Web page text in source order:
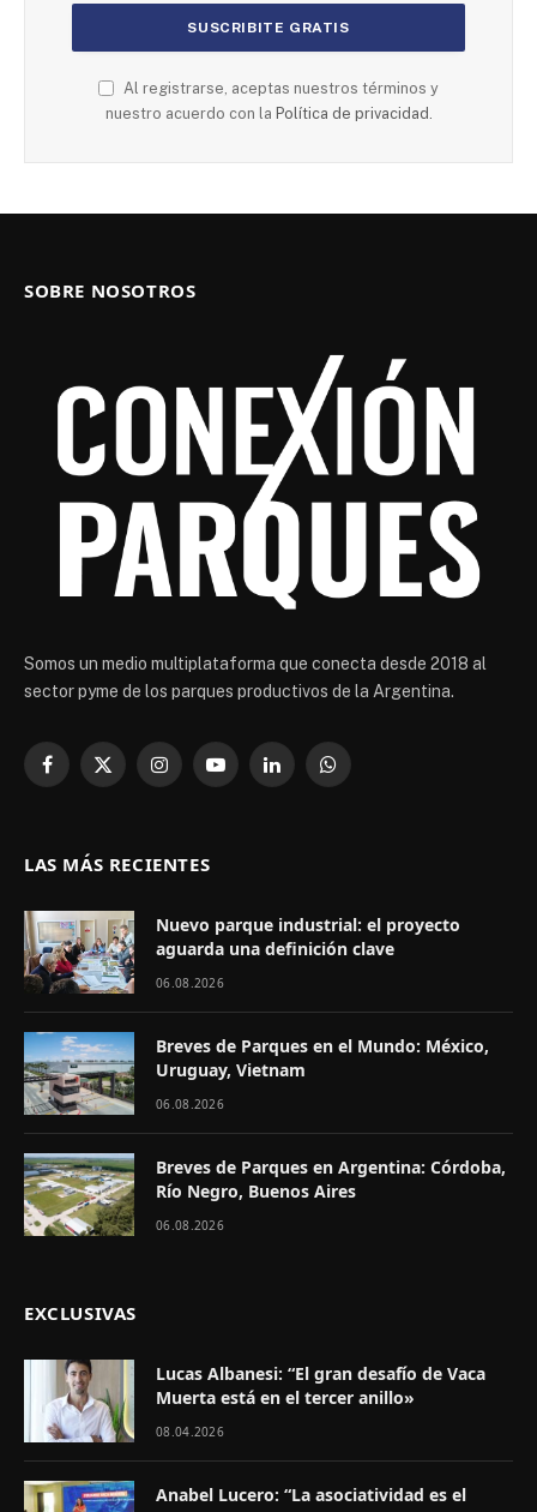
Al registrarse, aceptas nuestros términos y
nuestro acuerdo con la Política de privacidad.
SOBRE NOSOTROS
Somos un medio multiplataforma que conecta desde 2018 al
sector pyme de los parques productivos de la Argentina.
Facebook
X
InstagramYouTubeLinkedInWhatsApp
LAS MÁS RECIENTES
Nuevo parque industrial: el proyecto
aguarda una definición clave
06.08.2026
Breves de Parques en el Mundo: México,
Uruguay, Vietnam
06.08.2026
Breves de Parques en Argentina: Córdoba,
Río Negro, Buenos Aires
06.08.2026
EXCLUSIVAS
Lucas Albanesi: “El gran desafío de Vaca
Muerta está en el tercer anillo»
08.04.2026
Anabel Lucero: “La asociatividad es el